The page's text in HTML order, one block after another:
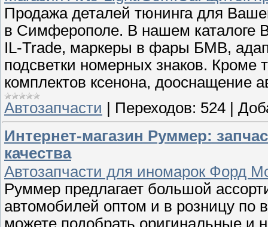
Продажа деталей тюнинга для
в Симферополе. В нашем каталоге
IL-Trade, маркеры в фары БМВ,
подсветки номерных знаков. Кроме
комплектов ксенона, дооснащение
Автозапчасти | Переходов: 524 |
Интернет-магазин Руммер:
качества
Автозапчасти для иномарок Форд
Руммер предлагает большой
автомобилей оптом и в розницу
можете подобрать оригинальные и